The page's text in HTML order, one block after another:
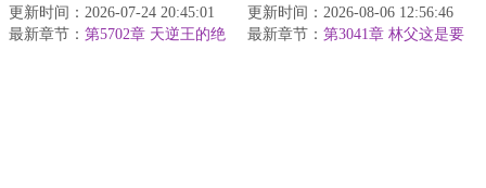
血流成河！以撒旦之名，
专职杀戮，他要当最强的
更新时间：2026-07-24 20:45:01
最新章节： 第5702章 天逆王的绝
山，坐吃山不空。他只想
过好自己的小日子，实力
更新时间：2026-08-06 12:56:46
最新章节： 第3041章 林父这是要